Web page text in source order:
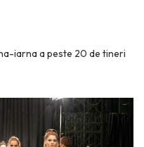
iarna a peste 20 de tineri